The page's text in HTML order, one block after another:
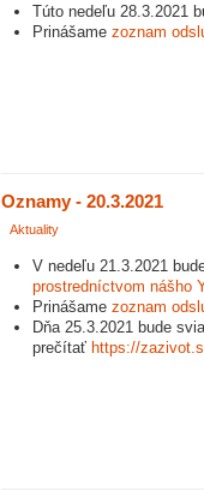
Túto nedeľu 28.3.2021
Prinášamezoznam
Oznamy - 20.3.2021
Aktuality
V nedeľu 21.3.2021
prostredníctvom nášho
Prinášamezoznam
Dňa 25.3.2021 bude
prečítať https://